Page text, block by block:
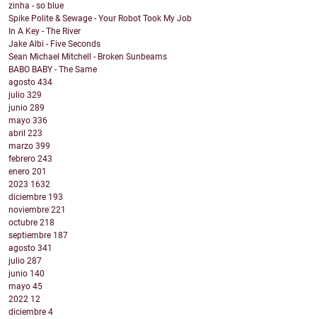
zinha - so blue
Spike Polite & Sewage - Your Robot Took My Job
In A Key - The River
Jake Albi - Five Seconds
Sean Michael Mitchell - Broken Sunbeams
BABO BABY - The Same
agosto 434
julio 329
junio 289
mayo 336
abril 223
marzo 399
febrero 243
enero 201
2023 1632
diciembre 193
noviembre 221
octubre 218
septiembre 187
agosto 341
julio 287
junio 140
mayo 45
2022 12
diciembre 4